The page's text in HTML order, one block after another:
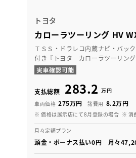
トヨタ
カローラツーリング HV
ＴＳＳ・ドラレコ内蔵ナビ・バッ
付き『トヨタ カローラツーリング
支払総額 283.2 万円
車両価格 275万円 諸費用 8.2万円
※ 価格は展示店にて8月登録の場合 ※ 消
月々定額プラン
頭金・ボーナス払い0円 月々